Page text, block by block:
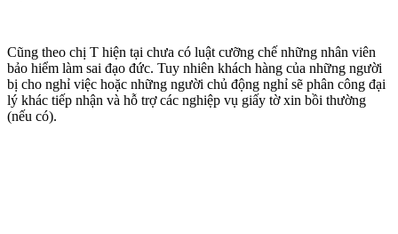
Cũng theo chị T hiện tại chưa có luật cưỡng chế những nhân viên
bảo hiểm làm sai đạo đức. Tuy nhiên khách hàng của những người
bị cho nghỉ việc hoặc những người chủ động nghỉ sẽ phân công đại
lý khác tiếp nhận và hỗ trợ các nghiệp vụ giấy tờ xin bồi thường
(nếu có).